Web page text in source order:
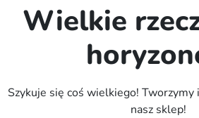
Wielkie
Szykuje się coś wielkiego!
nasz sklep!